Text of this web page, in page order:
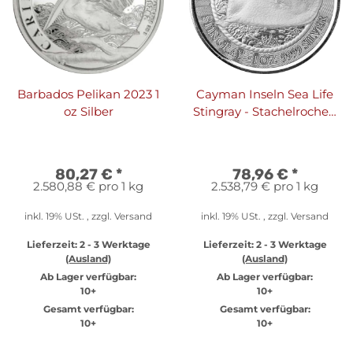
Barbados Pelikan 2023 1
oz Silber
80,27 € *
2.580,88 € pro 1 kg
inkl. 19% USt. , zzgl. Versand
Lieferzeit: 2 - 3 Werktage
(Ausland)
Ab Lager verfügbar:
10+
Gesamt verfügbar:
10+
Cayman Inseln Sea Life
Stingray - Stachelrochen
78,96 € *
2.538,79 € pro 1 kg
inkl. 19% USt. , zzgl. Versand
Lieferzeit: 2 - 3 Werktage
(Ausland)
Ab Lager verfügbar:
10+
Gesamt verfügbar:
10+